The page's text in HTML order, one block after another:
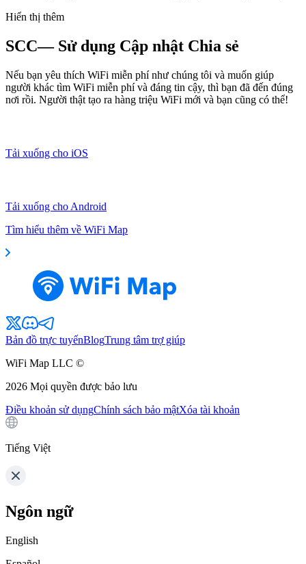
Hiển thị thêm
SCC— Sử dụng Cập nhật Chia sẻ
Nếu bạn yêu thích WiFi miễn phí như chúng tôi và muốn giúp
người khác tìm WiFi miễn phí và đáng tin cậy, thì bạn đã đến đúng
nơi rồi. Người thật tạo ra hàng triệu WiFi mới và bạn cũng có thể!
Tải xuống cho iOS
Tải xuống cho Android
Tìm hiểu thêm về WiFi Map
Bản đồ trực tuyếnBlogTrung tâm trợ giúp
WiFi Map LLC ©
2026 Mọi quyền được bảo lưu
Điều khoản sử dụngChính sách bảo mậtXóa tài khoản
Tiếng Việt
Ngôn ngữ
English